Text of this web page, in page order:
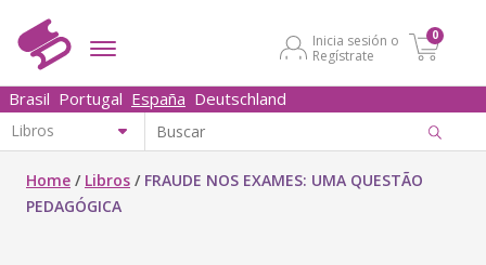
Inicia sesión o
Regístrate
0
Brasil Portugal España Deutschland
Home / Libros / FRAUDE NOS EXAMES: UMA QUESTÃO
PEDAGÓGICA